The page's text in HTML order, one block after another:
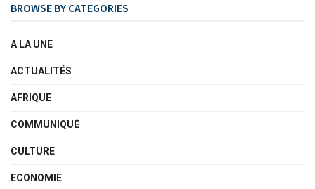
BROWSE BY CATEGORIES
A LA UNE
ACTUALITÉS
AFRIQUE
COMMUNIQUÉ
CULTURE
ECONOMIE